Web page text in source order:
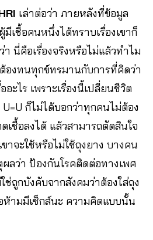
เล่าต่อว่า ภายหลังที่ข้อมูล
เชื้อคนหนึ่งได้ทราบเรื่องเขาก็
นี่คือเรื่องจริงหรือไม่แล้วทำไม
องทนทุกข์ทรมานกับการที่คิดว่า
อะไร เพราะเรื่องนี้เปลี่ยนชีวิต
ก็ไม่ได้บอกว่าทุกคนไม่ต้อง
เชื้อลงได้ แล้วสามารถตัดสินใจ
าจะใช้หรือไม่ใช้ถุงยาง บางคน
ผลว่า ป้องกันโรคติดต่อทางเพศ
ถูกบังคับจากสังคมว่าต้องใส่ถุง
ห้ามมีเซ็กส์นะ ความคิดแบบนั้น